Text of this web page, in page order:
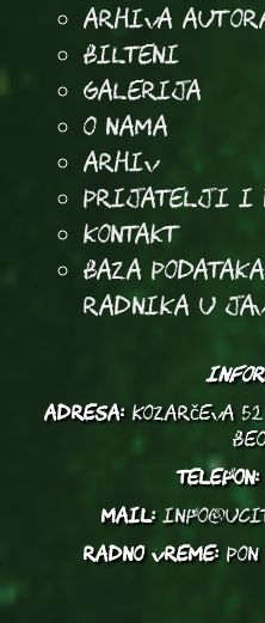
arhiva
Bilteni
Galerija
O Nama
Arhiv
Prijatelji i
Kontakt
Baza
radnika u
ADRESA:Kozarčeva 52
TELEFON:
MAIL:
RADNO VREME:PON